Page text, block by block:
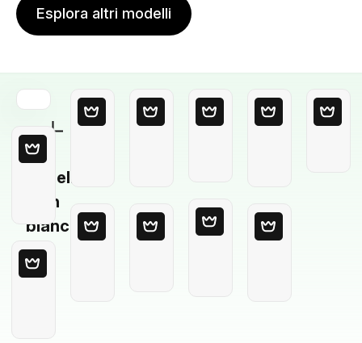
Esplora altri modelli
Modello
in
bianco